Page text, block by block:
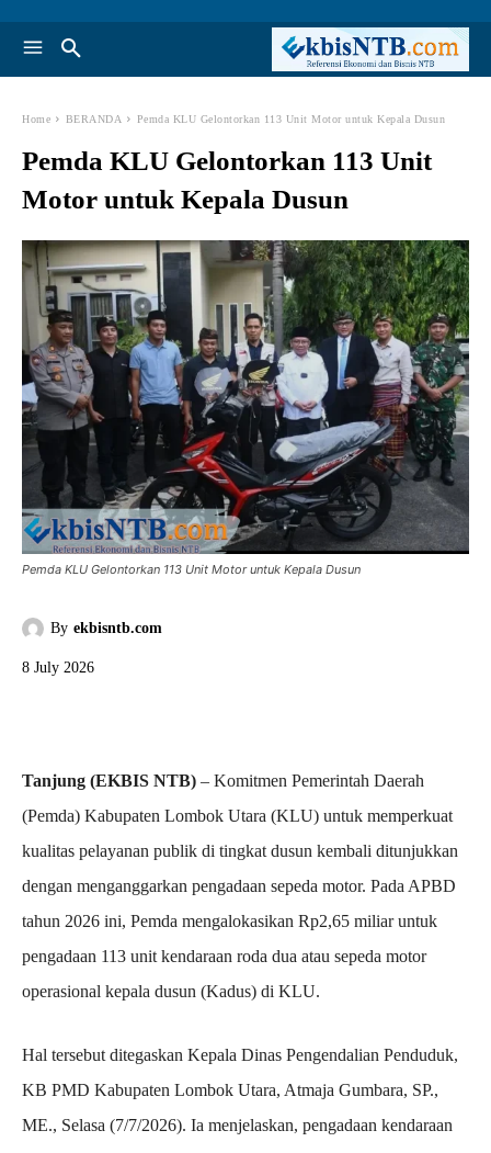
Home BERANDA Pemda KLU Gelontorkan 113 Unit Motor untuk Kepala Dusun
Pemda KLU Gelontorkan 113 Unit
Motor untuk Kepala Dusun
Pemda KLU Gelontorkan 113 Unit Motor untuk Kepala Dusun
By ekbisntb.com
8 July 2026
Tanjung (EKBIS NTB) – Komitmen Pemerintah Daerah
(Pemda) Kabupaten Lombok Utara (KLU) untuk memperkuat
kualitas pelayanan publik di tingkat dusun kembali ditunjukkan
dengan menganggarkan pengadaan sepeda motor. Pada APBD
tahun 2026 ini, Pemda mengalokasikan Rp2,65 miliar untuk
pengadaan 113 unit kendaraan roda dua atau sepeda motor
operasional kepala dusun (Kadus) di KLU.
Hal tersebut ditegaskan Kepala Dinas Pengendalian Penduduk,
KB PMD Kabupaten Lombok Utara, Atmaja Gumbara, SP.,
ME., Selasa (7/7/2026). Ia menjelaskan, pengadaan kendaraan